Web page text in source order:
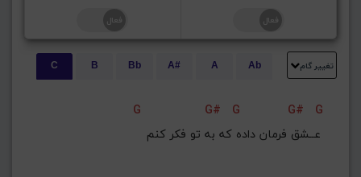
تغییر گام Ab
A
A#
Bb
B
C
G G# G G#
G